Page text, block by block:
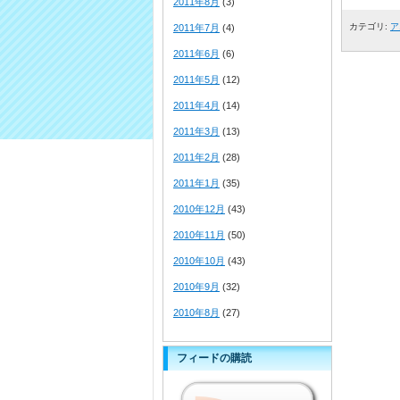
カテゴリ:
2011年7月 (4)
2011年6月 (6)
2011年5月 (12)
2011年4月 (14)
2011年3月 (13)
2011年2月 (28)
2011年1月 (35)
2010年12月 (43)
2010年11月 (50)
2010年10月 (43)
2010年9月 (32)
2010年8月 (27)
フィードの購読